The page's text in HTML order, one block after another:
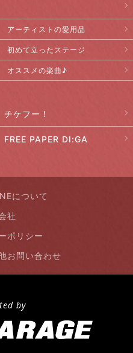
アーティストの愛用品
初めて立ったステージ
オススメの楽曲♪
チケフー！
FREE PAPER DI:GA
について
社
ポリシー
お問い合わせ
by